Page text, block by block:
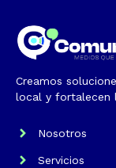
Creamos
local y fortalecen
Nosotros
Servicios